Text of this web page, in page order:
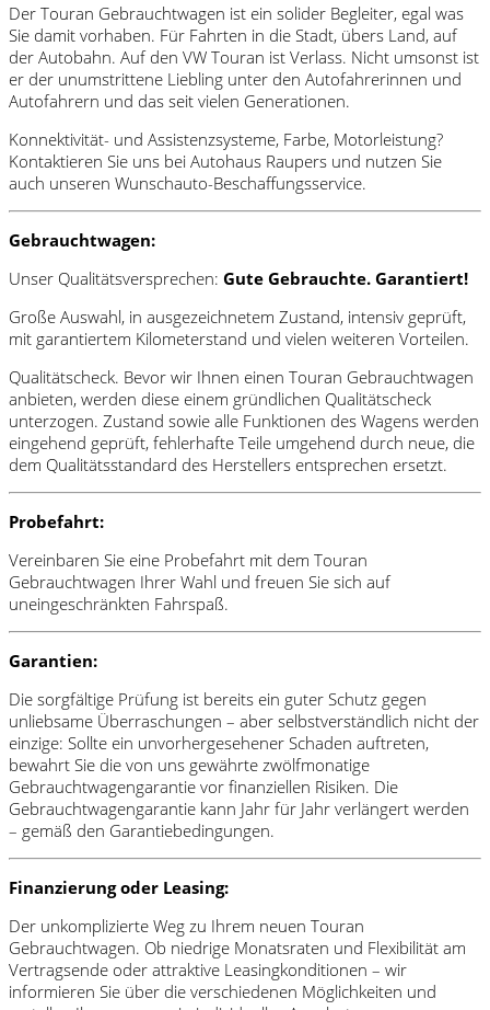
Der Touran Gebrauchtwagen ist ein solider Begleiter, egal was
Sie damit vorhaben. Für Fahrten in die Stadt, übers Land, auf
der Autobahn. Auf den VW Touran ist Verlass. Nicht umsonst ist
er der unumstrittene Liebling unter den Autofahrerinnen und
Autofahrern und das seit vielen Generationen.
Konnektivität- und Assistenzsysteme, Farbe, Motorleistung?
Kontaktieren Sie uns bei Autohaus Raupers und nutzen Sie
auch unseren Wunschauto-Beschaffungsservice.
Gebrauchtwagen:
Unser Qualitätsversprechen: Gute Gebrauchte. Garantiert!
Große Auswahl, in ausgezeichnetem Zustand, intensiv geprüft,
mit garantiertem Kilometerstand und vielen weiteren Vorteilen.
Qualitätscheck. Bevor wir Ihnen einen Touran Gebrauchtwagen
anbieten, werden diese einem gründlichen Qualitätscheck
unterzogen. Zustand sowie alle Funktionen des Wagens werden
eingehend geprüft, fehlerhafte Teile umgehend durch neue, die
dem Qualitätsstandard des Herstellers entsprechen ersetzt.
Probefahrt:
Vereinbaren Sie eine Probefahrt mit dem Touran
Gebrauchtwagen Ihrer Wahl und freuen Sie sich auf
uneingeschränkten Fahrspaß.
Garantien:
Die sorgfältige Prüfung ist bereits ein guter Schutz gegen
unliebsame Überraschungen – aber selbstverständlich nicht der
einzige: Sollte ein unvorhergesehener Schaden auftreten,
bewahrt Sie die von uns gewährte zwölfmonatige
Gebrauchtwagengarantie vor finanziellen Risiken. Die
Gebrauchtwagengarantie kann Jahr für Jahr verlängert werden
– gemäß den Garantiebedingungen.
Finanzierung oder Leasing:
Der unkomplizierte Weg zu Ihrem neuen Touran
Gebrauchtwagen. Ob niedrige Monatsraten und Flexibilität am
Vertragsende oder attraktive Leasingkonditionen – wir
informieren Sie über die verschiedenen Möglichkeiten und